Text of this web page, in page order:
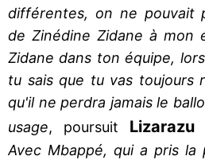
différentes, on ne pouvait
de Zinédine Zidane à mon
Zidane dans ton équipe,
tu sais que tu vas toujours
qu'il ne perdra jamais le
usage, poursuit Lizarazu
Avec Mbappé, qui a pris la